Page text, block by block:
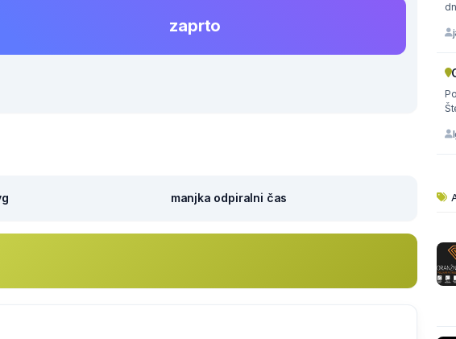
zaprto
manjka odpiralni čas